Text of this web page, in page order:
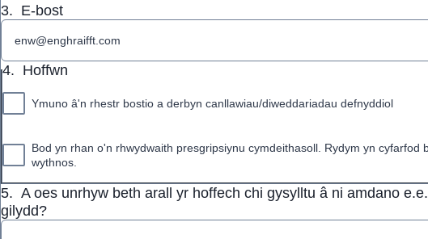
3. E-bost
4. Hoffwn
Ymuno â'n rhestr bostio a derbyn canllawiau/diweddariadau defnyddiol
Bod yn rhan o'n rhwydwaith presgripsiynu cymdeithasoll. Rydym yn cyfarfod
wythnos.
5. A oes unrhyw beth arall yr hoffech chi gysylltu â ni amdano
gilydd?